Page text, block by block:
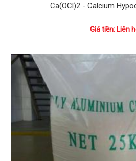
Ca(OCl)2 - Calcium
Giá tiền: Liên